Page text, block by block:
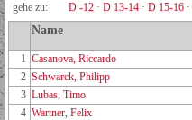
gehe zu:
D -12 · D 13-14 · D 15-16 ·
Name
1 Casanova, Riccardo
2 Schwarck, Philipp
3 Lubas, Timo
4 Wartner, Felix